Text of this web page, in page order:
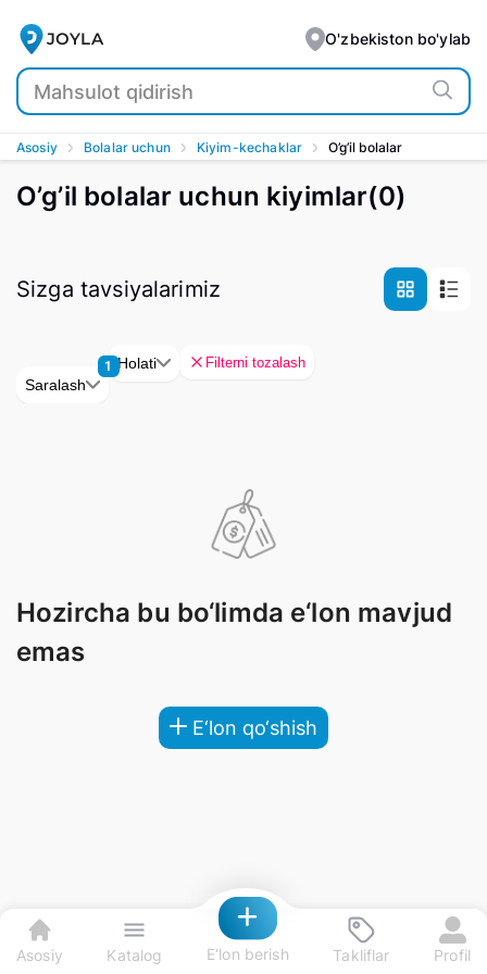
JOYLA O'zbekiston bo'ylab
Asosiy Bolalar uchun Kiyim-kechaklar O’g’il bolalar
O’g’il bolalar uchun kiyimlar(0)
Sizga tavsiyalarimiz
Saralash
1 Holati Filterni tozalash
Hozircha bu bo‘limda e‘lon mavjud
emas
E‘lon qo‘shish
Asosiy Katalog E‘lon berish Takliflar Profil